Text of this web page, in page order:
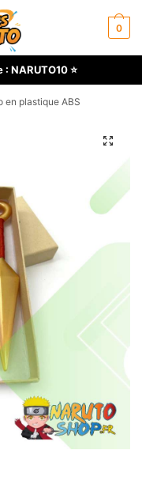
0
NARUTO10 ⭐
en plastique ABS
🔍